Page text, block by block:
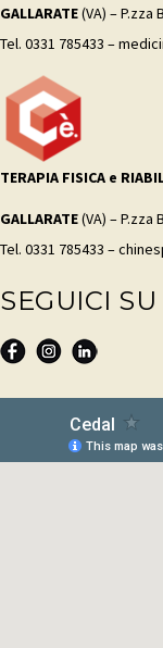
GALLARATE(VA) –
Tel. 0331 785433 –
TERAPIA FISICA e
GALLARATE(VA) –
Tel. 0331 785433 –
SEGUICI SU